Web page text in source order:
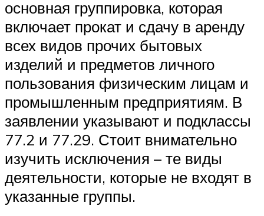
основная группировка, которая
включает прокат и сдачу в аренду
всех видов прочих бытовых
изделий и предметов личного
пользования физическим лицам и
промышленным предприятиям. В
заявлении указывают и подклассы
77.2 и 77.29. Стоит внимательно
изучить исключения – те виды
деятельности, которые не входят в
указанные группы.